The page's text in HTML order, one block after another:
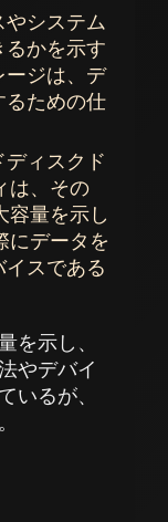
システム
るかを示す
ージは、デ
るための仕
ィスクド
は、その
容量を示し
にデータを
スである
を示し、
やデバイ
いるが、